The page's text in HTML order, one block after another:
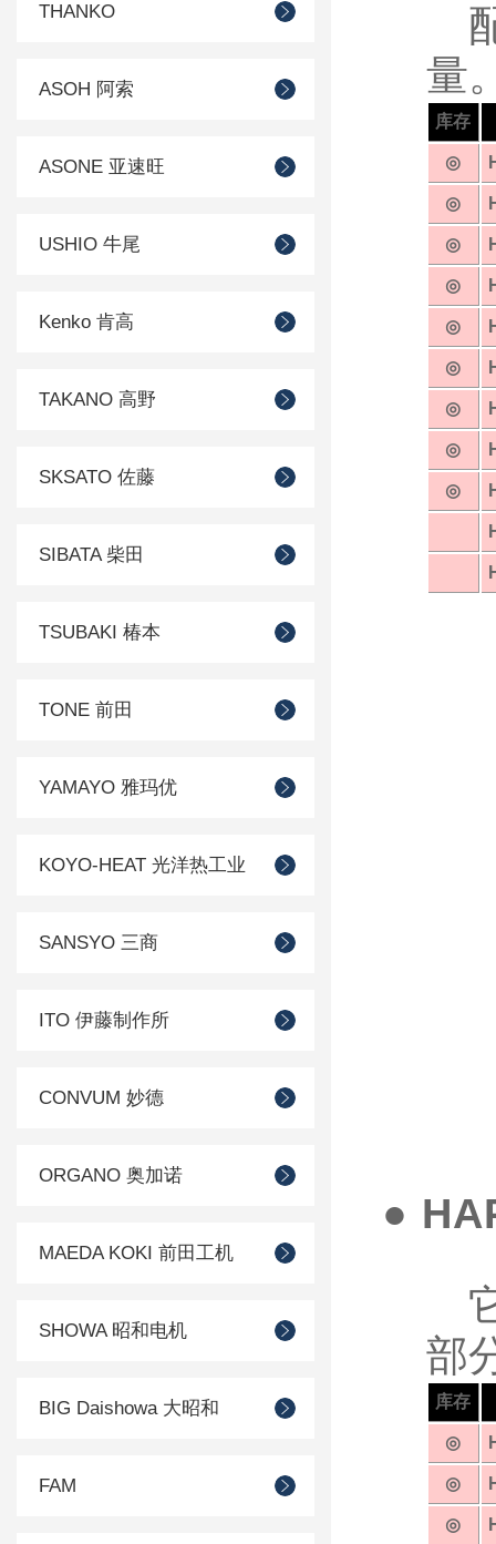
THANKO
ASOH 阿索
ASONE 亚速旺
USHIO 牛尾
Kenko 肯高
TAKANO 高野
SKSATO 佐藤
SIBATA 柴田
TSUBAKI 椿本
TONE 前田
YAMAYO 雅玛优
KOYO-HEAT 光洋热工业
SANSYO 三商
ITO 伊藤制作所
CONVUM 妙德
ORGANO 奥加诺
MAEDA KOKI 前田工机
SHOWA 昭和电机
BIG Daishowa 大昭和
FAM
量
库存
◎
◎
◎
◎
◎
◎
◎
◎
◎
●
部
库存
◎
◎
◎